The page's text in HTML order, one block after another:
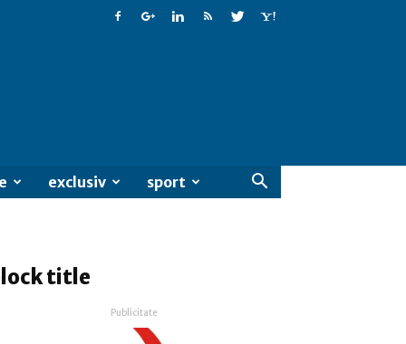
exclusiv sport
title
Publicitate